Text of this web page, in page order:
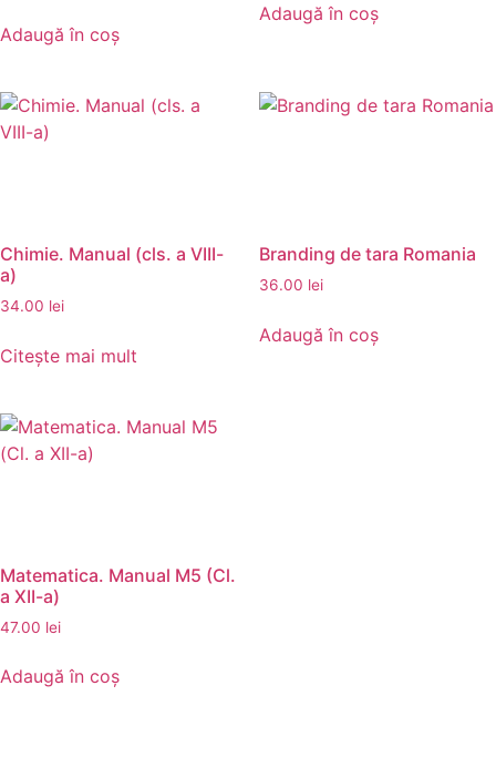
Adaugă în coș
Adaugă în coș
Chimie. Manual (cls. a VIII-
a)
34.00 lei
Citește mai mult
Branding de tara Romania
36.00 lei
Adaugă în coș
Matematica. Manual M5 (Cl.
a XII-a)
47.00 lei
Adaugă în coș